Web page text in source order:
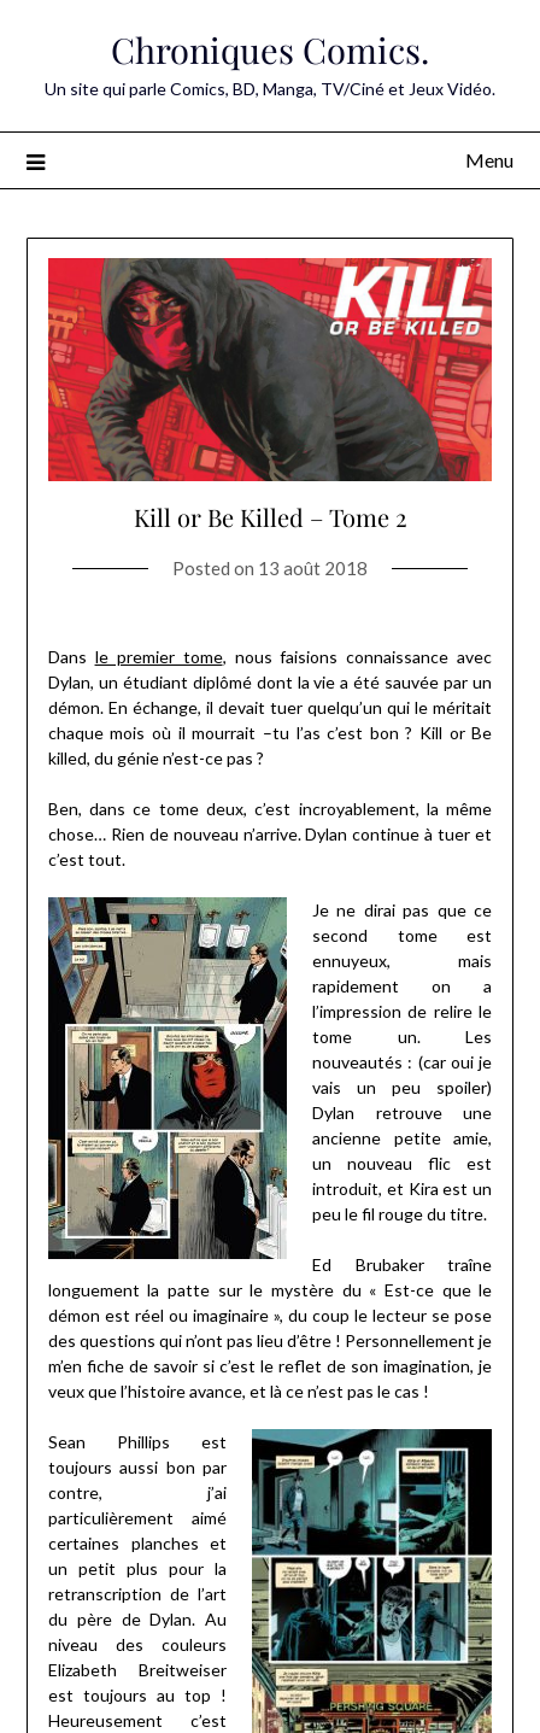
Chroniques Comics.
Un site qui parle Comics, BD, Manga, TV/Ciné et Jeux Vidéo.
Menu
Kill or Be Killed – Tome 2
Posted on 13 août 2018
Dans le premier tome, nous faisions connaissance avec
Dylan, un étudiant diplômé dont la vie a été sauvée par un
démon. En échange, il devait tuer quelqu’un qui le méritait
chaque mois où il mourrait –tu l’as c’est bon ? Kill or Be
killed, du génie n’est-ce pas ?
Ben, dans ce tome deux, c’est incroyablement, la même
chose… Rien de nouveau n’arrive. Dylan continue à tuer et
c’est tout.
Je ne dirai pas que ce
second tome est
ennuyeux, mais
rapidement on a
l’impression de relire le
tome un. Les
nouveautés : (car oui je
vais un peu spoiler)
Dylan retrouve une
ancienne petite amie,
un nouveau flic est
introduit, et Kira est un
peu le fil rouge du titre.
Ed Brubaker traîne
longuement la patte sur le mystère du « Est-ce que le
démon est réel ou imaginaire », du coup le lecteur se pose
des questions qui n’ont pas lieu d’être ! Personnellement je
m’en fiche de savoir si c’est le reflet de son imagination, je
veux que l’histoire avance, et là ce n’est pas le cas !
Sean Phillips est
toujours aussi bon par
contre, j’ai
particulièrement aimé
certaines planches et
un petit plus pour la
retranscription de l’art
du père de Dylan. Au
niveau des couleurs
Elizabeth Breitweiser
est toujours au top !
Heureusement c’est